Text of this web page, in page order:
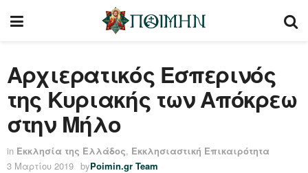
Αρχιερατικός Εσπερινός
της Κυριακής των Απόκρεω
στην Μήλο
in Εκκλησία της Ελλάδος, Εκκλησιαστική Επικαιρότητα
3 Μαρτίου 2019 byPoimin.gr Team